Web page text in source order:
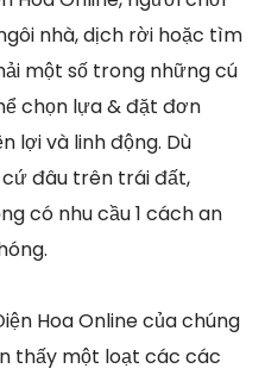
nhà, dịch rời hoặc tìm
một số trong những cú
chọn lựa & đặt đơn
lợi và linh động. Dù
đâu trên trái đất,
có nhu cầu 1 cách an
Hoa Online của chúng
thấy một loạt các các